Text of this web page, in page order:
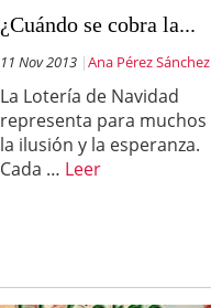
¿Cuándo se cobra la...
11 Nov 2013 Ana Pérez Sánchez
La Lotería de Navidad
representa para muchos
la ilusión y la esperanza.
Cada … Leer